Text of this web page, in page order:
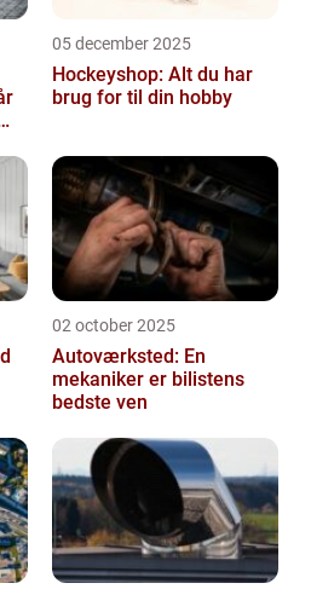
05 december 2025
Hockeyshop: Alt du har
brug for til din hobby
02 october 2025
Autoværksted: En
mekaniker er bilistens
bedste ven